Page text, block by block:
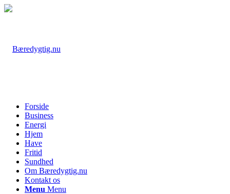
Forside
Business
Energi
Hjem
Have
Fritid
Sundhed
Om Bæredygtig.nu
Kontakt os
Menu Menu